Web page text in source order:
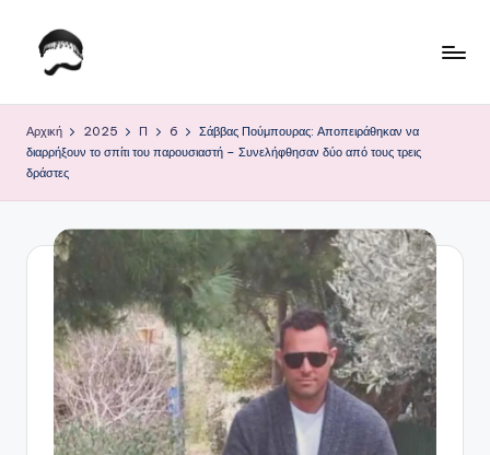
Μετάβαση
ο
Κ
α
θ
Αρχική 2025 Π 6
Σάββας Πούμπουρας: Αποπειράθηκαν να
διαρρήξουν το σπίτι του παρουσιαστή – Συνελήφθησαν δύο από τους τρεις
δράστες